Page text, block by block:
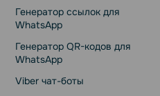
Генератор ссылок для
WhatsApp
Генератор QR-кодов для
WhatsApp
Viber чат-боты